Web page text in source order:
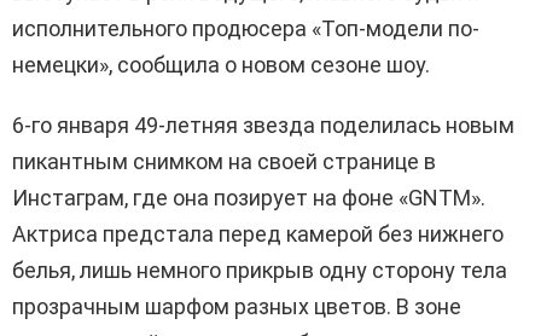
исполнительного продюсера «Топ-модели по-
немецки», сообщила о новом сезоне шоу.
6-го января 49-летняя звезда поделилась новым
пикантным снимком на своей странице в
Инстаграм, где она позирует на фоне «GNTM».
Актриса предстала перед камерой без нижнего
белья, лишь немного прикрыв одну сторону тела
прозрачным шарфом разных цветов. В зоне